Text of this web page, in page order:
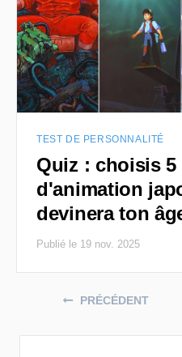
TEST DE PERSONNALITÉ
Quiz : choisis
d'animation
devinera ton
Publié le 19 nov. 2025
Posts navigation
PRÉCÉDENT